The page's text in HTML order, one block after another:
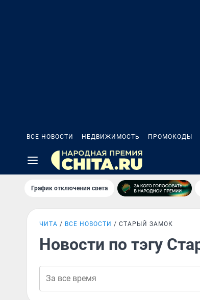
ВСЕ НОВОСТИ НЕДВИЖИМОСТЬ ПРОМОКОДЫ
График отключения света
ЧИТА ВСЕ НОВОСТИ СТАРЫЙ ЗАМОК
Новости по тэгу